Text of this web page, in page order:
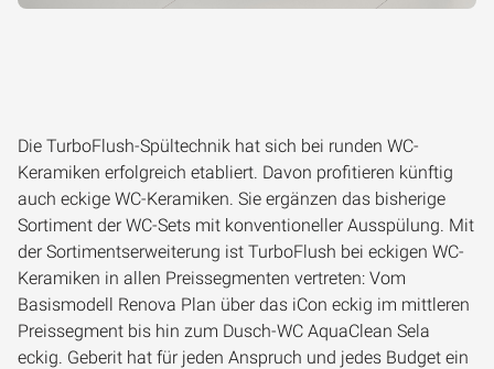
Die TurboFlush-Spültechnik hat sich bei runden WC-
Keramiken erfolgreich etabliert. Davon profitieren künftig
auch eckige WC-Keramiken. Sie ergänzen das bisherige
Sortiment der WC-Sets mit konventioneller Ausspülung. Mit
der Sortimentserweiterung ist TurboFlush bei eckigen WC-
Keramiken in allen Preissegmenten vertreten: Vom
Basismodell Renova Plan über das iCon eckig im mittleren
Preissegment bis hin zum Dusch-WC AquaClean Sela
eckig. Geberit hat für jeden Anspruch und jedes Budget ein